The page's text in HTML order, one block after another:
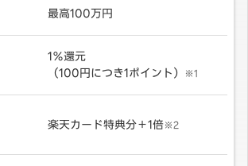
最高100万円
1％還元
（100円につき1ポイント）
※1
楽天カード特典分＋1倍※2